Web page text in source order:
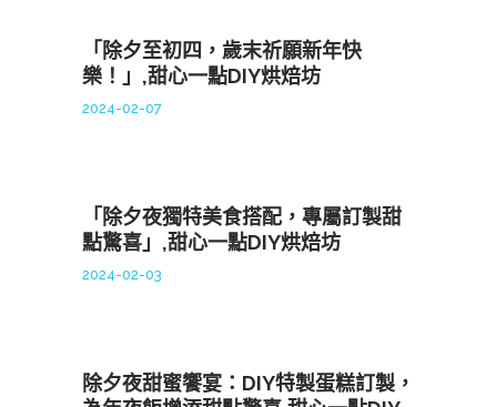
「除夕至初四，歲末祈願新年快
樂！」,甜心一點DIY烘焙坊
2024-02-07
「除夕夜獨特美食搭配，專屬訂製甜
點驚喜」,甜心一點DIY烘焙坊
2024-02-03
除夕夜甜蜜饗宴：DIY特製蛋糕訂製，